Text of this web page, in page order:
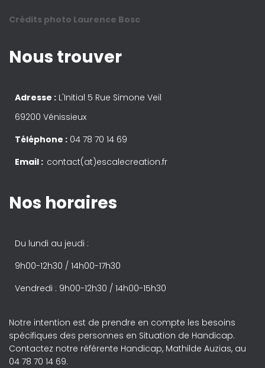
Crédits photo Laurence Bosc
Nous trouver
Adresse : L'Initial 5 Rue Simone Veil
69200 Vénissieux
Téléphone : 04 78 70 14 69
Email : contact(at)escalecreation.fr
Nos horaires
Du lundi au jeudi :
9h00-12h30 / 14h00-17h30
Vendredi : 9h00-12h30 / 14h00-15h30
Notre intention est de prendre en compte les besoins
spécifiques des personnes en Situation de Handicap.
Contactez notre référente Handicap, Mathilde Auzias, au
04 78 70 14 69.